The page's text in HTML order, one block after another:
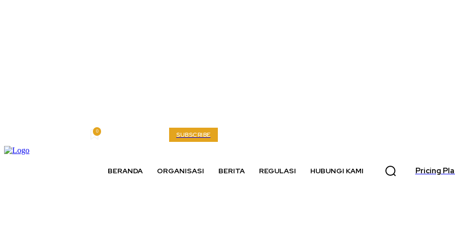
0 SUBSCRIBE
BERANDA ORGANISASI BERITA REGULASI HUBUNGI KAMI Pricing